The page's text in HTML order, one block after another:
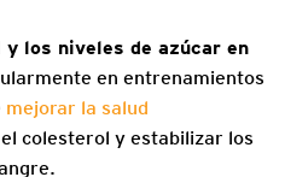
los niveles de azúcar en
en entrenamientos
mejorar la salud
colesterol y estabilizar los